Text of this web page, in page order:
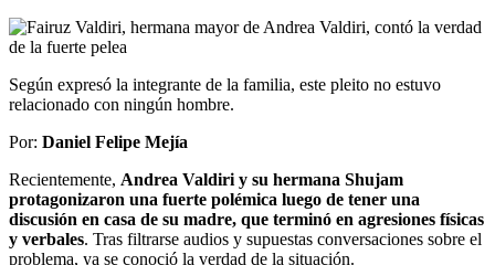
Según expresó la integrante de la familia, este pleito no estuvo
relacionado con ningún hombre.
Por: Daniel Felipe Mejía
Recientemente, Andrea Valdiri y su hermana Shujam
protagonizaron una fuerte polémica luego de tener una
discusión en casa de su madre, que terminó en agresiones físicas
y verbales. Tras filtrarse audios y supuestas conversaciones sobre el
problema, ya se conoció la verdad de la situación.